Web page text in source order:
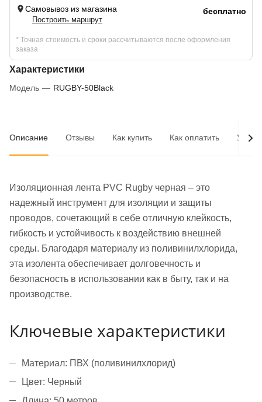
Самовывоз из магазина
Построить маршрут
бесплатно
* Точная стоимость и сроки рассчитываются после оформления
заказа
Характеристики
Модель — RUGBY-50Black
Описание Отзывы Как купить Как оплатить
Изоляционная лента PVC Rugby черная – это
надежный инструмент для изоляции и защиты
проводов, сочетающий в себе отличную клейкость,
гибкость и устойчивость к воздействию внешней
среды. Благодаря материалу из поливинилхлорида,
эта изолента обеспечивает долговечность и
безопасность в использовании как в быту, так и на
производстве.
Ключевые характеристики
Материал: ПВХ (поливинилхлорид)
Цвет: Черный